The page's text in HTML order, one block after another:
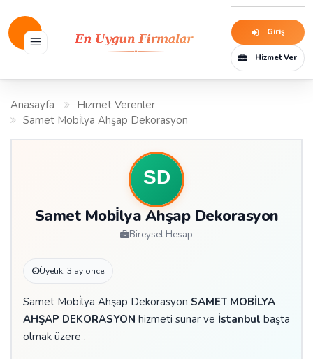
Giriş
Hizmet Ver
Anasayfa
Hizmet Verenler
Samet Mobi̇lya Ahşap Dekorasyon
Samet Mobi̇lya Ahşap Dekorasyon
Bireysel Hesap
Üyelik: 3 ay önce
Samet Mobi̇lya Ahşap Dekorasyon SAMET MOBİLYA
AHŞAP DEKORASYON hizmeti sunar ve İstanbul başta
olmak üzere .